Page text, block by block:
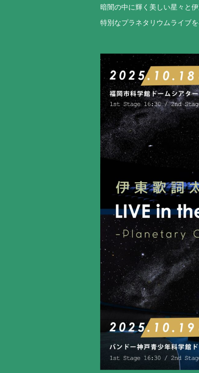
暗闇の中に輝く美しい星々と
特別なプラネタリウムライブ